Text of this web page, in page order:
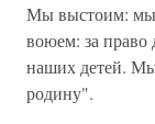
Мы выстоим: мы
воюем: за право
наших детей. Мы
родину".